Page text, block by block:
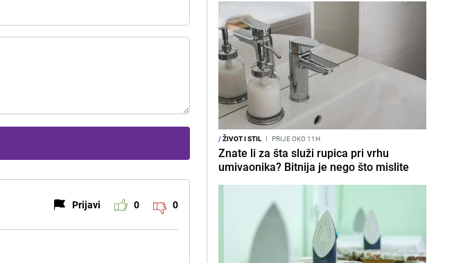
Prijavi 0 0
/ŽIVOT I STIL I PRIJE OKO 11H
Znate li za šta služi rupica pri vrhu
umivaonika? Bitnija je nego što mislite